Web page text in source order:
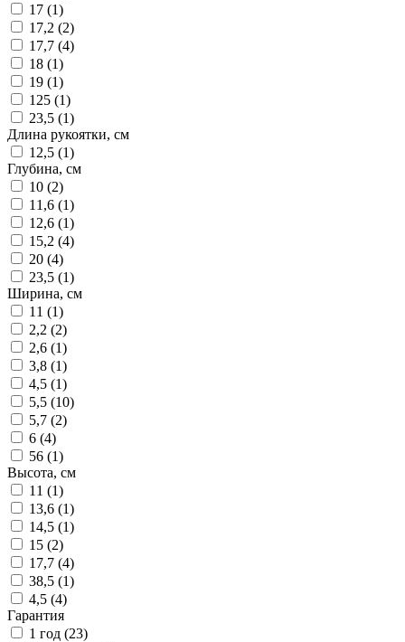
17 (1)
17,2 (2)
17,7 (4)
18 (1)
19 (1)
125 (1)
23,5 (1)
Длина рукоятки, см
12,5 (1)
Глубина, см
10 (2)
11,6 (1)
12,6 (1)
15,2 (4)
20 (4)
23,5 (1)
Ширина, см
11 (1)
2,2 (2)
2,6 (1)
3,8 (1)
4,5 (1)
5,5 (10)
5,7 (2)
6 (4)
56 (1)
Высота, см
11 (1)
13,6 (1)
14,5 (1)
15 (2)
17,7 (4)
38,5 (1)
4,5 (4)
Гарантия
1 год (23)